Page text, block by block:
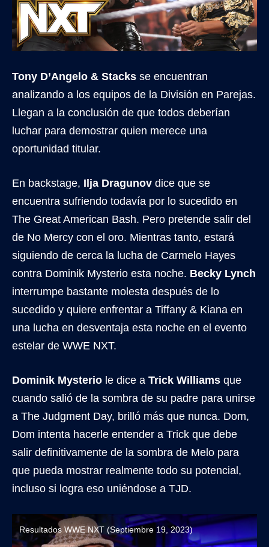
Tony D’Angelo & Stacks se encuentran
analizando a los equipos de la División en Parejas.
Llegan a la conclusión de que todos deberían
luchar para demostrar quien merece una
oportunidad titular.
En backstage, Ilja Dragunov dice que se
encuentra sufriendo todavía por lo sucedido en
The Great American Bash. Pero pretende salir del
de No Mercy con el oro. Mientras tanto, estará
siguiendo de cerca la lucha de Carmelo Hayes
contra Dominik Mysterio esta noche. Becky Lynch
interrumpe bastante molesta después de lo
sucedido y quiere enfrentar a Tiffany & Kiana en
una lucha en desventaja esta noche en el evento
estelar de WWE NXT.
Dominik Mysterio le dice a Trick Williams que
cuando salió de la sombra de su padre para unirse
a The Judgment Day, brilló más que nunca. Dom,
Dom intenta hacerle entender a Trick que debe
salir definitivamente de la sombra de Melo para
que pueda mostrar realmente todo su potencial,
incluso si logra eso uniéndose a TJD.
Resultados WWE NXT (Septiembre 19, 2023)